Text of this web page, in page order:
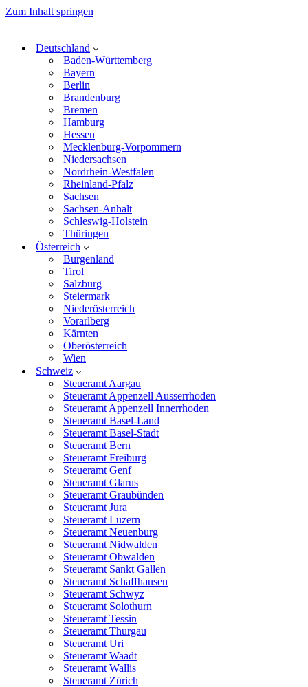
Zum Inhalt springen
Deutschland
Baden-Württemberg
Bayern
Berlin
Brandenburg
Bremen
Hamburg
Hessen
Mecklenburg-Vorpommern
Niedersachsen
Nordrhein-Westfalen
Rheinland-Pfalz
Sachsen
Sachsen-Anhalt
Schleswig-Holstein
Thüringen
Österreich
Burgenland
Tirol
Salzburg
Steiermark
Niederösterreich
Vorarlberg
Kärnten
Oberösterreich
Wien
Schweiz
Steueramt Aargau
Steueramt Appenzell Ausserrhoden
Steueramt Appenzell Innerrhoden
Steueramt Basel-Land
Steueramt Basel-Stadt
Steueramt Bern
Steueramt Freiburg
Steueramt Genf
Steueramt Glarus
Steueramt Graubünden
Steueramt Jura
Steueramt Luzern
Steueramt Neuenburg
Steueramt Nidwalden
Steueramt Obwalden
Steueramt Sankt Gallen
Steueramt Schaffhausen
Steueramt Schwyz
Steueramt Solothurn
Steueramt Tessin
Steueramt Thurgau
Steueramt Uri
Steueramt Waadt
Steueramt Wallis
Steueramt Zürich